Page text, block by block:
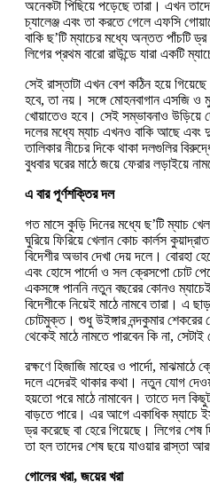
অনেকটা পিছিয়ে পড়েছে তারা। এখন
চ্যালেঞ্জ এবং তা করতে গেলে এফসি
বাকি ছ’টি ম্যাচের মধ্যে অন্তত পাঁচটি
লিগের প্রথম বারো রাউন্ডে যারা একটি
সেই রাস্তাটা এখন বেশ কঠিন হয়ে
হবে, তা নয়। সঙ্গে মোহনবাগান এসজি ও
খোয়াতেও হবে। সেই সম্ভাবনাও উড়িয়ে
দলের মধ্যে ম্যাচ এখনও বাকি আছে এবং
তালিকার নীচের দিকে থাকা দলগুলির
বুধবার ঘরের মাঠে জয়ে ফেরার লড়াইয়ে
এ বার পূর্ণশক্তির দল
গত মাসে কুড়ি দিনের মধ্যে ছ’টি ম্যাচ
ঘুরিয়ে ফিরিয়ে খেলান কোচ কার্লস
বিদেশীর অভাব দেখা দেয় দলে। বোরহা
এবং হোসে পার্দো ও সল ক্রেসপো চোট
একসঙ্গে পাননি নতুন বছরের কোনও
বিদেশীকে নিয়েই মাঠে নামবে তারা। এ
চোটমুক্ত। শুধু উইঙ্গার নন্দকুমার শেকরের
থেকেই মাঠে নামতে পারবেন কি না, সেটাই
রক্ষণে হিজাজি মাহের ও পার্দো,
দলে এদেরই থাকার কথা। নতুন যোগ
হয়তো পরে মাঠে নামাবেন। তাতে দল
বাড়তে পারে। এর আগে একাধিক ম্যাচে
ড্র করেছে বা হেরে গিয়েছে। লিগের
তা হল তাদের শেষ ছয়ে যাওয়ার রাস্তা
গোলের খরা, জয়ের খরা